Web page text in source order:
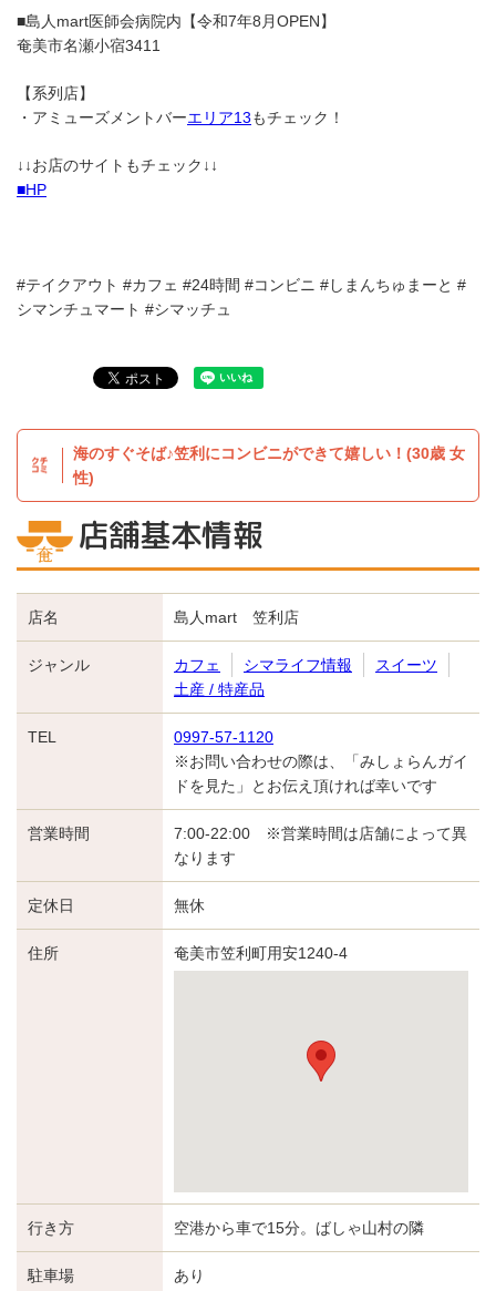
■島人mart医師会病院内【令和7年8月OPEN】
奄美市名瀬小宿3411
【系列店】
・アミューズメントバーエリア13もチェック！
↓↓お店のサイトもチェック↓↓
■HP
#テイクアウト #カフェ #24時間 #コンビニ #しまんちゅまーと #
シマンチュマート #シマッチュ
海のすぐそば♪笠利にコンビニができて嬉しい！(30歳 女
性)
店舗基本情報
店名 島人mart 笠利店
ジャンル カフェ シマライフ情報
スイーツ
土産 / 特産品
TEL
0997-57-1120
※お問い合わせの際は、「みしょらんガイ
ドを見た」とお伝え頂ければ幸いです
営業時間
7:00-22:00 ※営業時間は店舗によって異
なります
定休日 無休
住所 奄美市笠利町用安1240-4
行き方 空港から車で15分。ばしゃ山村の隣
駐車場 あり